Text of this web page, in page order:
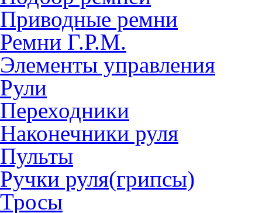
Приводные ремни
Ремни Г.Р.М.
Элементы управления
Рули
Переходники
Наконечники руля
Пульты
Ручки руля(грипсы)
Тросы